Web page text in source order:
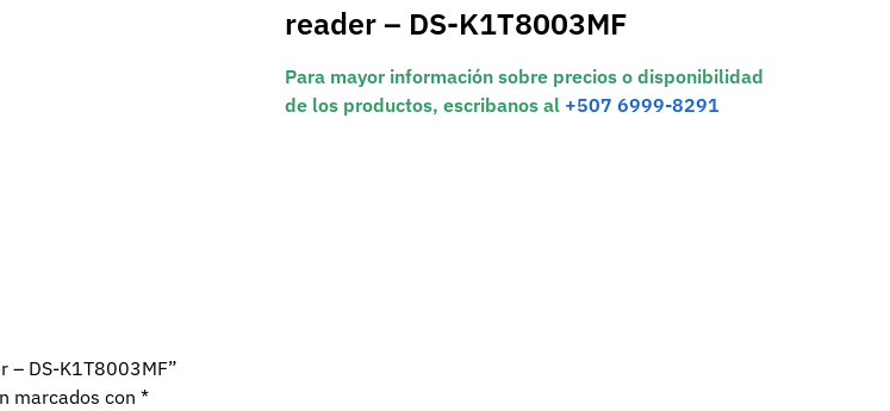
reader – DS-K1T8003MF
Para mayor información sobre precios o disponibilidad
de los productos, escribanos al +507 6999-8291
– DS-K1T8003MF”
marcados con *